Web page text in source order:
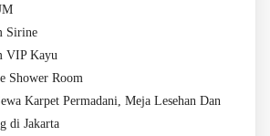
Sirine
VIP Kayu
Shower Room
Karpet Permadani, Meja Lesehan Dan
di Jakarta